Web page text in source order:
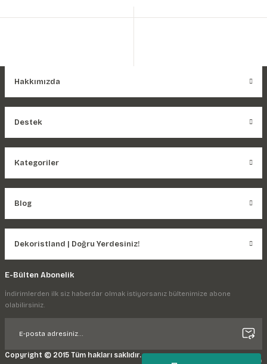
Hakkımızda
Destek
Kategoriler
Blog
Dekoristland | Doğru Yerdesiniz!
E-Bülten Abonelik
İndirimlerden ilk siz haberdar olmak istiyorsanız bültenimize abone
olabilirsiniz.
Copyright © 2015 Tüm hakları saklıdır.